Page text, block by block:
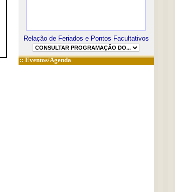
Relação de Feriados e Pontos Facultativos
::Eventos/Agenda